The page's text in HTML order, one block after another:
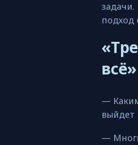
задачи.
всё»
—
выйдет
—